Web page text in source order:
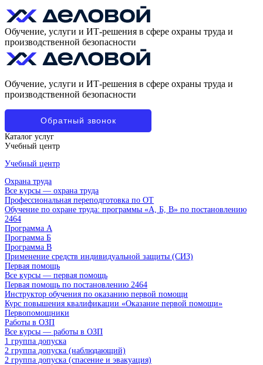
Обучение, услуги и ИТ-решения в сфере охраны труда и
производственной безопасности
Обучение, услуги и ИТ-решения в сфере охраны труда и
производственной безопасности
Обратный звонок
Каталог услуг
Учебный центр
Учебный центр
Охрана труда
Все курсы — охрана труда
Профессиональная переподготовка по ОТ
Обучение по охране труда: программы «А, Б, В» по постановлению
2464
Программа А
Программа Б
Программа В
Применение средств индивидуальной защиты (СИЗ)
Первая помощь
Все курсы — первая помощь
Первая помощь по постановлению 2464
Инструктор обучения по оказанию первой помощи
Курс повышения квалификации «Оказание первой помощи»
Первопомощники
Работы в ОЗП
Все курсы — работы в ОЗП
1 группа допуска
2 группа допуска (наблюдающий)
2 группа допуска (спасение и эвакуация)